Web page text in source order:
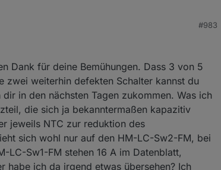
#983
Dank für deine Bemühungen. Dass 3 von 5
zwei weiterhin defekten Schalter kannst du
in den nächsten Tagen zukommen. Was ich
die sich ja bekanntermaßen kapazitiv
jeweils NTC zur reduktion des
sich wohl nur auf den HM-LC-Sw2-FM, bei
LC-Sw1-FM stehen 16 A im Datenblatt,
habe ich da irgend etwas übersehen? Ich